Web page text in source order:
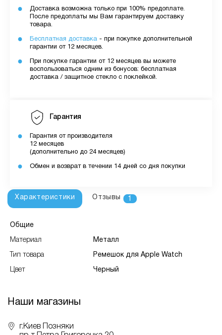
Доставка возможна только при 100% предоплате.
После предоплаты мы Вам гарантируем доставку
товара.
Бесплатная доставка - при покупке дополнительной
гарантии от 12 месяцев.
При покупке гарантии от 12 месяцев вы можете
воспользоваться одним из бонусов: бесплатная
доставка / защитное стекло с поклейкой.
Гарантия
Гарантия от производителя
12 месяцев
(дополнительно до 24 месяцев)
Обмен и возврат в течении 14 дней со дня покупки
Характеристики Отзывы 1
Общие
Материал Металл
Тип товара Ремешок для Apple Watch
Цвет Черный
Наши магазины
г.Киев Позняки